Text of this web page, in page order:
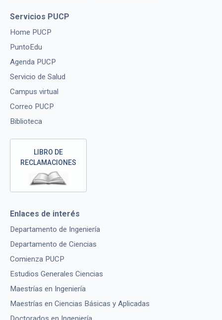
Servicios PUCP
Home PUCP
PuntoEdu
Agenda PUCP
Servicio de Salud
Campus virtual
Correo PUCP
Biblioteca
LIBRO DE
RECLAMACIONES
Enlaces de interés
Departamento de Ingeniería
Departamento de Ciencias
Comienza PUCP
Estudios Generales Ciencias
Maestrías en Ingeniería
Maestrías en Ciencias Básicas y Aplicadas